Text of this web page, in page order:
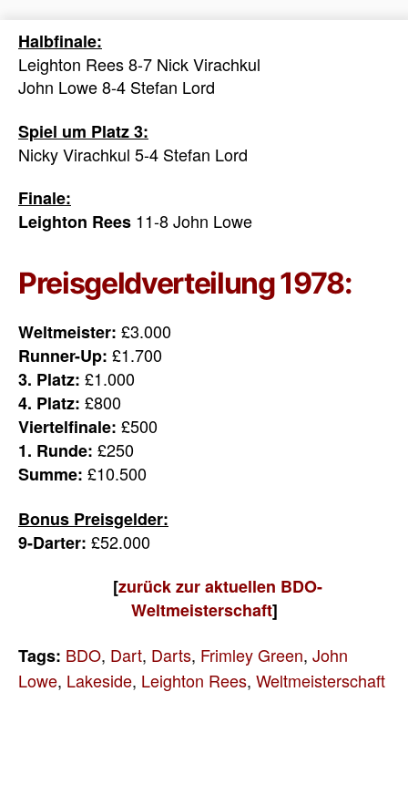
Halbfinale:
Leighton Rees 8-7 Nick Virachkul
John Lowe 8-4 Stefan Lord
Spiel um Platz 3:
Nicky Virachkul 5-4 Stefan Lord
Finale:
Leighton Rees 11-8 John Lowe
Preisgeldverteilung 1978:
Weltmeister: £3.000
Runner-Up: £1.700
3. Platz: £1.000
4. Platz: £800
Viertelfinale: £500
1. Runde: £250
Summe: £10.500
Bonus Preisgelder:
9-Darter: £52.000
[zurück zur aktuellen BDO-
Weltmeisterschaft]
Tags: BDO, Dart, Darts, Frimley Green, John
Lowe, Lakeside, Leighton Rees, Weltmeisterschaft